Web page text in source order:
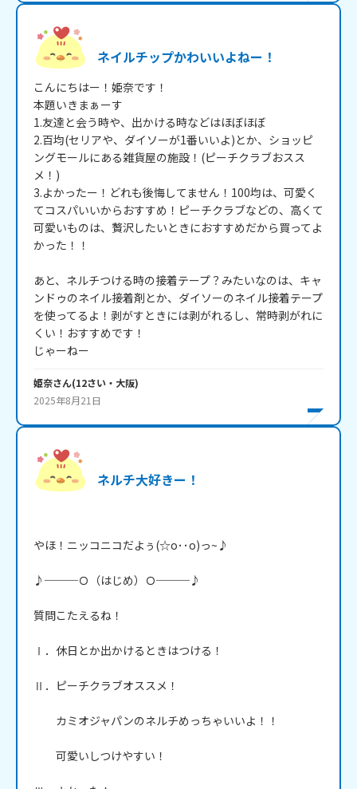
ネイルチップかわいいよねー！
こんにちはー！姫奈です！
本題いきまぁーす
1.友達と会う時や、出かける時などはほぼほぼ
2.百均(セリアや、ダイソーが1番いいよ)とか、ショッピ
ングモールにある雑貨屋の施設！(ピーチクラブおスス
メ！)
3.よかったー！どれも後悔してません！100均は、可愛く
てコスパいいからおすすめ！ピーチクラブなどの、高くて
可愛いものは、贅沢したいときにおすすめだから買ってよ
かった！！
あと、ネルチつける時の接着テープ？みたいなのは、キャ
ンドゥのネイル接着剤とか、ダイソーのネイル接着テープ
を使ってるよ！剥がすときには剥がれるし、常時剥がれに
くい！おすすめです！
じゃーねー
姫奈さん(12さい・ 大阪)
2025年8月21日
ネルチ大好きー！
やほ！ニッコニコだよぅ(☆o･･o)っ~♪
♪───Ｏ（はじめ）Ｏ───♪
質問こたえるね！
Ⅰ．休日とか出かけるときはつける！
Ⅱ．ピーチクラブオススメ！
カミオジャパンのネルチめっちゃいいよ！！
可愛いしつけやすい！